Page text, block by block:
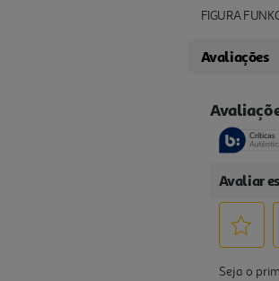
FIGURA
Avaliações